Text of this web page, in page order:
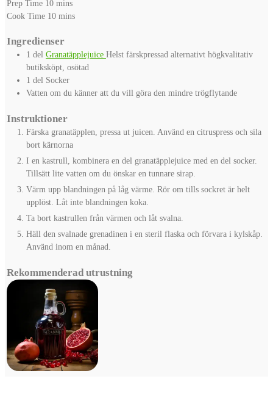
Prep Time 10minutes
mins
Cook Time 10minutes
mins
Ingredienser
1 del Granatäpplejuice Helst färskpressad alternativt högkvalitativ
butiksköpt, osötad
1 del Socker
Vatten om du känner att du vill göra den mindre trögflytande
Instruktioner
Färska granatäpplen, pressa ut juicen. Använd en citruspress och sila
bort kärnorna
I en kastrull, kombinera en del granatäpplejuice med en del socker.
Tillsätt lite vatten om du önskar en tunnare sirap.
Värm upp blandningen på låg värme. Rör om tills sockret är helt
upplöst. Låt inte blandningen koka.
Ta bort kastrullen från värmen och låt svalna.
Häll den svalnade grenadinen i en steril flaska och förvara i kylskåp.
Använd inom en månad.
Rekommenderad utrustning